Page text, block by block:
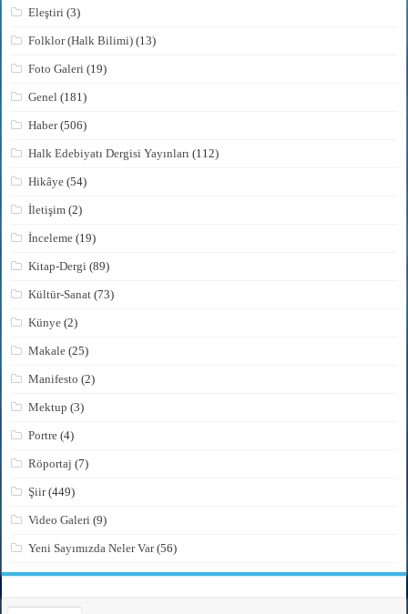
Eleştiri (3)
Folklor (Halk Bilimi) (13)
Foto Galeri (19)
Genel (181)
Haber(506)
Halk Edebiyatı Dergisi Yayınları (112)
Hikâye (54)
İletişim (2)
İnceleme (19)
Kitap-Dergi (89)
Kültür-Sanat (73)
Künye (2)
Makale (25)
Manifesto (2)
Mektup (3)
Portre (4)
Röportaj (7)
Şiir(449)
Video Galeri (9)
Yeni Sayımızda Neler Var(56)